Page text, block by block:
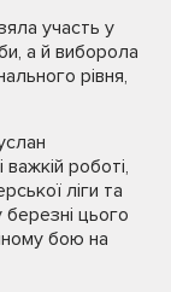
участь у
а й виборола
рівня,
роботі,
ліги та
цього
бою на